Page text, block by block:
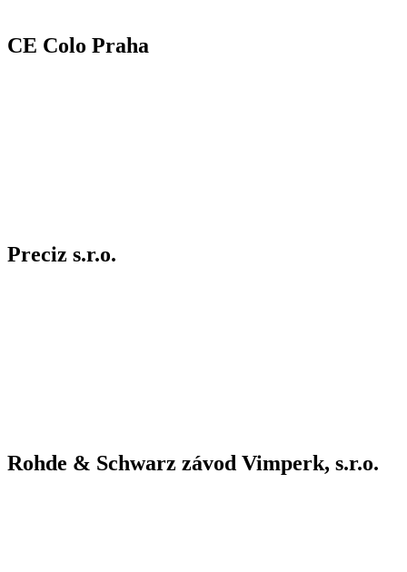
CE Colo Praha
Preciz s.r.o.
Rohde & Schwarz závod Vimperk, s.r.o.